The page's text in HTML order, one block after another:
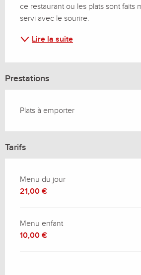
ce restaurant ou les plats sont faits
servi avec le sourire.
Lire la suite
Prestations
Plats à emporter
Tarifs
Menu du jour
21,00 €
Menu enfant
10,00 €